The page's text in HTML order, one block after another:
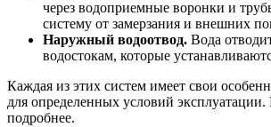
через водоприемные воронки и
систему от замерзания и внешних
Наружный водоотвод. Вода
водостокам, которые
Каждая из этих систем имеет свои
для определенных условий
подробнее.